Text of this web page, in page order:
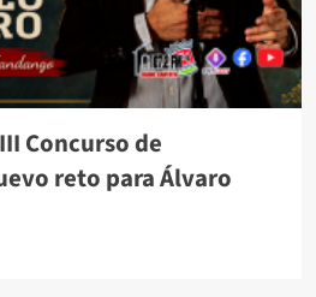
Concurso de
reto para Álvaro